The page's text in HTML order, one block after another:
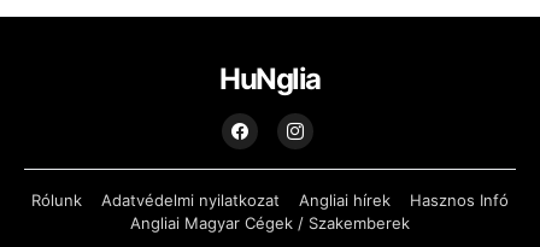
HuNglia
Rólunk Adatvédelmi nyilatkozat Angliai hírek
Hasznos Infó
Angliai Magyar Cégek / Szakemberek